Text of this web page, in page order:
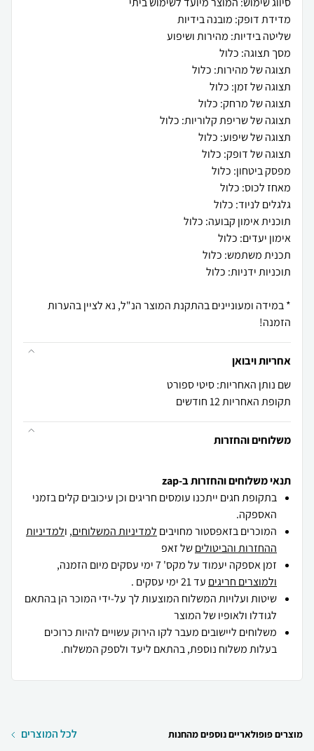
* במידה ומעוניינים בהתקנת המוצר הנ"ל, נא לציין בהערות
הזמנה!
אחריות ויבואן
שם נותן האחריות: סיטי ספורט
תקופת האחריות 12 חודשים
משלוחים והחזרות
תנאי משלוחים והחזרות ב-zap
בתקופת חגים ייתכנו עומסים חריגים וכן עיכובים קלים בזמני
האספקה.
המוכרים בזאפסטור מחויבים למדיניות המשלוחים, ולמדיניות
ההחזרות והביטוליםשל זאפ
זמן אספקה יעמוד על מקס' 7 ימי עסקים מיום הזמנה,
ולמוצרים חריגים עד 21 ימי עסקים .
שיטות ועלויות המשלוח המוצעות לך על-ידי המוכר הן בהתאם
לגודלו ולאופיו של המוצר
משלוחים ליישובים מעבר לקו הירוק עשויים להיות כרוכים
בעלות משלוח נוספת, בהתאם ליעד ולספק המשלוח.
מוצרים פופולאריים נוספים מהחנות לכל המוצרים